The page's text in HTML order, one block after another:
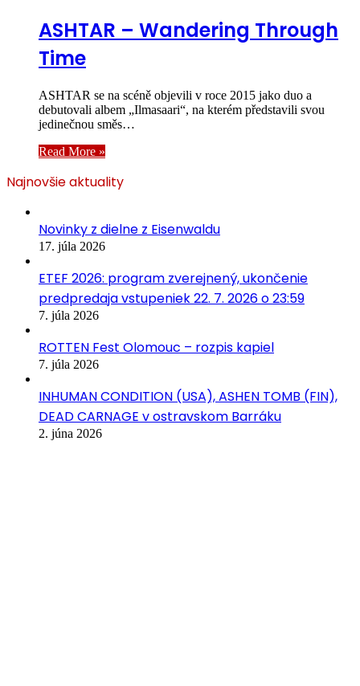
ASHTAR – Wandering Through
Time
ASHTAR se na scéně objevili v roce 2015 jako duo a
debutovali albem „Ilmasaari“, na kterém představili svou
jedinečnou směs…
Read More »
Najnovšie aktuality
Novinky z dielne z Eisenwaldu
17. júla 2026
ETEF 2026: program zverejnený, ukončenie
predpredaja vstupeniek 22. 7. 2026 o 23:59
7. júla 2026
ROTTEN Fest Olomouc – rozpis kapiel
7. júla 2026
INHUMAN CONDITION (USA), ASHEN TOMB (FIN),
DEAD CARNAGE v ostravskom Barráku
2. júna 2026